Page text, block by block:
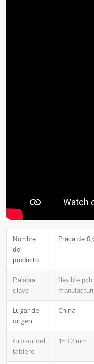
Nombre
del
producto
Placa de
Palabra
clave
flexible pcb
Lugar de
origen
China
Grosor del
tablero
1~3,2 mm